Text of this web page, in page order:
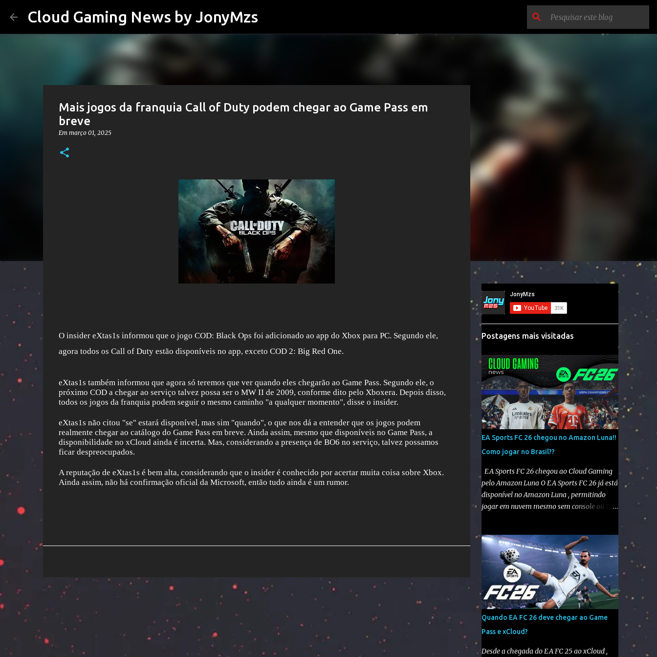
Cloud Gaming News by JonyMzs
Mais jogos da franquia Call of Duty podem chegar ao Game Pass em
breve
Em março 01, 2025
O insider eXtas1s informou que o jogo COD: Black Ops foi adicionado ao app do Xbox para PC. Segundo ele,
agora todos os Call of Duty estão disponíveis no app, exceto COD 2: Big Red One.
eXtas1s também informou que agora só teremos que ver quando eles chegarão ao Game Pass. Segundo ele, o
próximo COD a chegar ao serviço talvez possa ser o MW II de 2009, conforme dito pelo Xboxera. Depois disso,
todos os jogos da franquia podem seguir o mesmo caminho "a qualquer momento", disse o insider.
eXtas1s não citou "se" estará disponível, mas sim "quando", o que nos dá a entender que os jogos podem
realmente chegar ao catálogo do Game Pass em breve. Ainda assim, mesmo que disponíveis no Game Pass, a
disponibilidade no xCloud ainda é incerta. Mas, considerando a presença de BO6 no serviço, talvez possamos
ficar despreocupados.
A reputação de eXtas1s é bem alta, considerando que o insider é conhecido por acertar muita coisa sobre Xbox.
Ainda assim, não há confirmação oficial da Microsoft, então tudo ainda é um rumor.
Postagens mais visitadas
EA Sports FC 26 chegou no Amazon Luna!!
Como jogar no Brasil??
EA Sports FC 26 chegou ao Cloud Gaming
pelo Amazon Luna O EA Sports FC 26 já está
disponível no Amazon Luna , permitindo
jogar em nuvem mesmo sem console ou PC
necessário seguir alguns passos para
configurar e aproveitar o jogo. Passo a passo
para jogar EA Sports FC 26 no Amazon Luna
1️⃣ Alterar a região da conta Amazon Acesse
sua conta Amazon em amazon.com . Vá em
“Sua Conta” > “Gerenciar Conteúdo e
Dispositivos” . No menu “Preferências” ,
altere o país/região para Estados Unidos .
Salve as alterações. Você também precisará
ter um endereço nos EUA , mesmo que
Quando EA FC 26 deve chegar ao Game
Pass e xCloud?
Desde a chegada do EA FC 25 ao xCloud ,